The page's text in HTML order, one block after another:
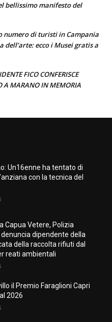
bellissimo manifesto del
numero di turisti in Campania
dell’arte: ecco i Musei gratis a
FICO CONFERISCE
A MARANO IN MEMORIA
Un16enne ha tentato di
con la tecnica del
Capua Vetere, Polizia
denuncia dipendente della
della raccolta rifiuti dal
reati ambientali
il Premio Faraglioni Capri
2026